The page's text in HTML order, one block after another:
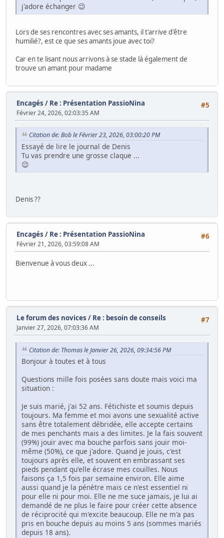
j'adore échanger 😉
Lors de ses rencontres avec ses amants, il t'arrive d'être
humilié?, est ce que ses amants joue avec toi?
Car en te lisant nous arrivons à se stade là également de
trouve un amant pour madame
#5
Encagés / Re : Présentation PassioNina
Février 24, 2026, 02:03:35 AM
Citation de: Bob le Février 23, 2026, 03:00:20 PM
Essayé de lire le journal de Denis
Tu vas prendre une grosse claque ...
😉
Denis ??
#6
Encagés / Re : Présentation PassioNina
Février 21, 2026, 03:59:08 AM
Bienvenue à vous deux ...
#7
Le forum des novices / Re : besoin de conseils
Janvier 27, 2026, 07:03:36 AM
Citation de: Thomas le Janvier 26, 2026, 09:34:56 PM
Bonjour à toutes et à tous
Questions mille fois posées sans doute mais voici ma
situation :
Je suis marié, j'ai 52 ans. Fétichiste et soumis depuis
toujours. Ma femme et moi avons une sexualité active
sans être totalement débridée, elle accepte certains
de mes penchants mais a des limites. Je la fais souvent
(99%) jouir avec ma bouche parfois sans jouir moi-
même (50%), ce que j'adore. Quand je jouis, c'est
toujours après elle, et souvent en embrassant ses
pieds pendant qu'elle écrase mes couilles. Nous
faisons ça 1,5 fois par semaine environ. Elle aime
aussi quand je la pénètre mais ce n'est essentiel ni
pour elle ni pour moi. Elle ne me suce jamais, je lui ai
demandé de ne plus le faire pour créer cette absence
de réciprocité qui m'excite beaucoup. Elle ne m'a pas
pris en bouche depuis au moins 5 ans (sommes mariés
depuis 18 ans).